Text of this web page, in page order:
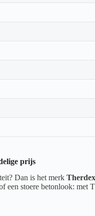
prijs
Dan is het merk Therdex
een stoere betonlook: met